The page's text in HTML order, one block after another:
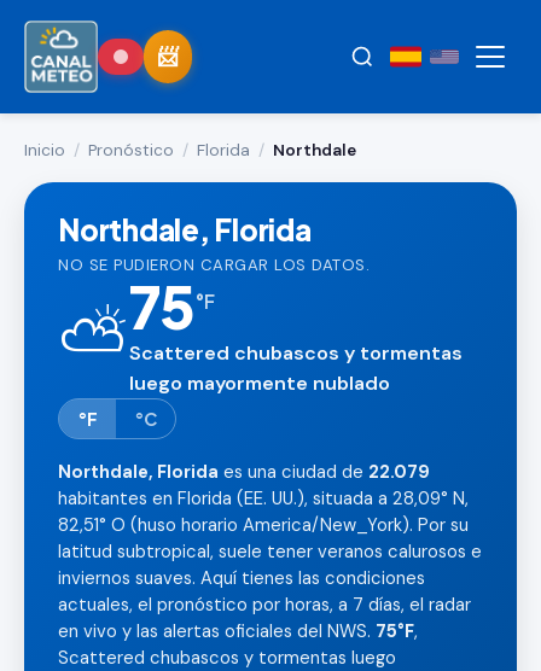
Inicio / Pronóstico / Florida / Northdale
Northdale, Florida
NO SE PUDIERON CARGAR LOS DATOS.
⛅75°F
Scattered chubascos y tormentas
luego mayormente nublado
°F °C
Northdale, Florida es una ciudad de 22.079
habitantes en Florida (EE. UU.), situada a 28,09° N,
82,51° O (huso horario America/New_York). Por su
latitud subtropical, suele tener veranos calurosos e
inviernos suaves. Aquí tienes las condiciones
actuales, el pronóstico por horas, a 7 días, el radar
en vivo y las alertas oficiales del NWS. 75°F,
Scattered chubascos y tormentas luego